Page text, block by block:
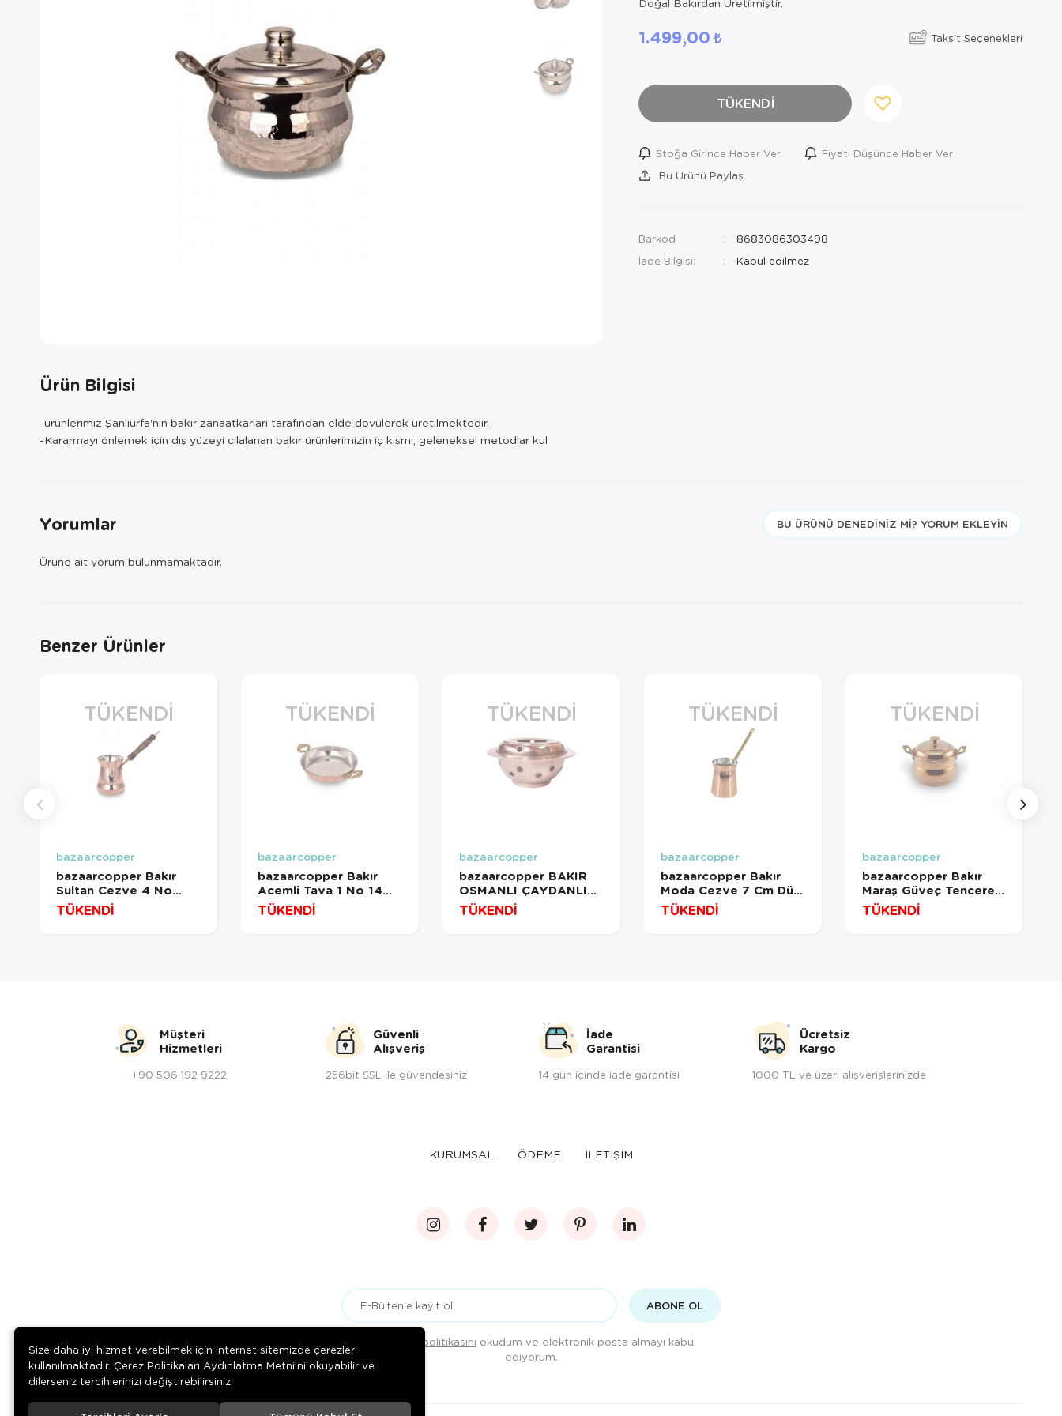
1.499,00 Taksit Seçenekleri
TÜKENDİ
Stoğa Girince Haber Ver
Fiyatı Düşünce Haber Ver
Bu Ürünü Paylaş
Barkod
8683086303498
İade Bilgisi:
Ürün Bilgisi
-ürünlerimiz Şanlıurfa'nın bakır zanaatkarları tarafından elde dövülerek üretilmektedir.
-Kararmayı önlemek için dış yüzeyi cilalanan bakır ürünlerimizin iç kısmı, geleneksel metodlar kul
Yorumlar BU ÜRÜNÜ DENEDINIZ MI? YORUM EKLEYIN
Ürüne ait yorum bulunmamaktadır.
Benzer Ürünler
TÜKENDI
bazaarcopper
bazaarcopper Bakır
Sultan Cezve 4 No
İnce Ahşap Kulp 5
Fincan Makine Dövme
TÜKENDİ
TÜKENDI
bazaarcopper
bazaarcopper Bakır
Acemli Tava 1 No 14
Cm El Dövme Kırmızı
bazaarcopper7581-1
TÜKENDİ
TÜKENDI
bazaarcopper
bazaarcopper BAKIR
OSMANLI ÇAYDANLIK
ISITICI 22 CM DÜZ
KIRMIZI
TÜKENDİ
TÜKENDI
bazaarcopper
bazaarcopper Bakır
Moda Cezve 7 Cm Düz
Kırmızı
bazaarcopper1257-1
TÜKENDİ
TÜKENDI
bazaarcopper
bazaarcopper Bakır
Maraş Güveç Tencere 3
No 22 Cm El Dövme
Kırmızı
TÜKENDİ
Müşteri
Hizmetleri
+90 506 192 9222
Güvenli
Alışveriş
256bit SSL ile güvendesiniz
İade
Garantisi
14 gün içinde iade garantisi
Ücretsiz
Kargo
1000 TL ve üzeri alışverişlerinizde
KURUMSAL ÖDEME İLETİŞİM
ABONE OL
Gizlilik politikasını okudum ve elektronik posta almayı kabul
ediyorum.
Size daha iyi hizmet verebilmek için internet sitemizde çerezler
kullanılmaktadır. Çerez Politikaları Aydınlatma Metni’ni okuyabilir ve
dilerseniz tercihlerinizi değiştirebilirsiniz.